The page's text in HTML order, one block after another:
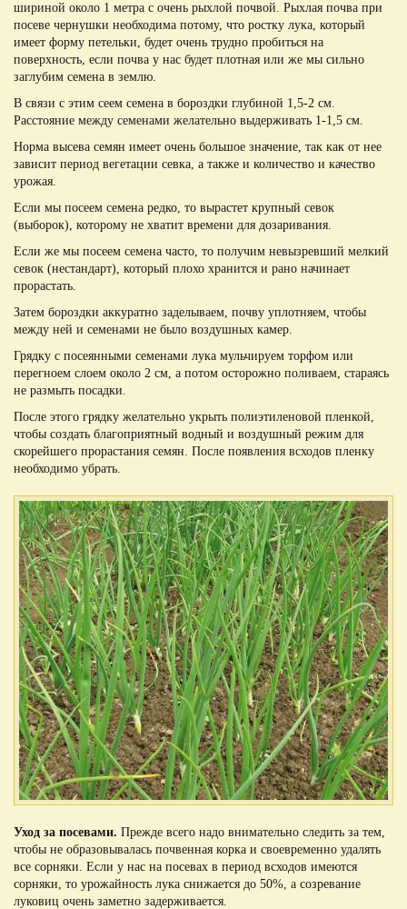
шириной около 1 метра с очень рыхлой почвой. Рыхлая почва при
посеве чернушки необходима потому, что ростку лука, который
имеет форму петельки, будет очень трудно пробиться на
поверхность, если почва у нас будет плотная или же мы сильно
заглубим семена в землю.
В связи с этим сеем семена в бороздки глубиной 1,5-2 см.
Расстояние между семенами желательно выдерживать 1-1,5 см.
Норма высева семян имеет очень большое значение, так как от нее
зависит период вегетации севка, а также и количество и качество
урожая.
Если мы посеем семена редко, то вырастет крупный севок
(выборок), которому не хватит времени для дозаривания.
Если же мы посеем семена часто, то получим невызревший мелкий
севок (нестандарт), который плохо хранится и рано начинает
прорастать.
Затем бороздки аккуратно заделываем, почву уплотняем, чтобы
между ней и семенами не было воздушных камер.
Грядку с посеянными семенами лука мульчируем торфом или
перегноем слоем около 2 см, а потом осторожно поливаем, стараясь
не размыть посадки.
После этого грядку желательно укрыть полиэтиленовой пленкой,
чтобы создать благоприятный водный и воздушный режим для
скорейшего прорастания семян. После появления всходов пленку
необходимо убрать.
Уход за посевами. Прежде всего надо внимательно следить за тем,
чтобы не образовывалась почвенная корка и своевременно удалять
все сорняки. Если у нас на посевах в период всходов имеются
сорняки, то урожайность лука снижается до 50%, а созревание
луковиц очень заметно задерживается.